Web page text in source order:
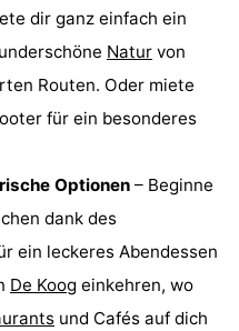
dir ganz einfach ein
Natur von
Routen. Oder miete
für ein besonderes
Optionen – Beginne
dank des
ein leckeres Abendessen
De Koog einkehren, wo
und Cafés auf dich